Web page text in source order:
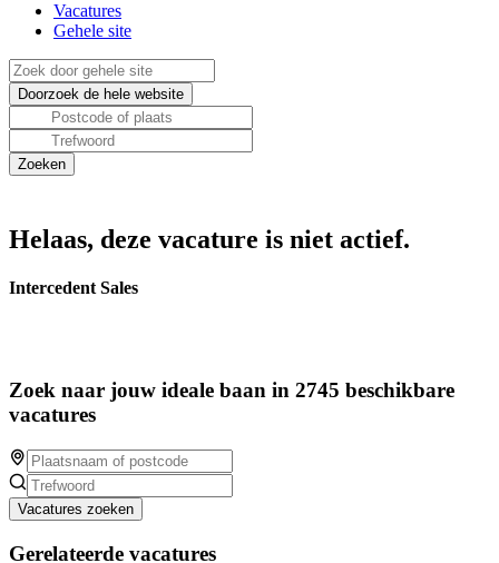
Vacatures
Gehele site
Helaas, deze vacature is niet actief.
Intercedent Sales
Zoek naar jouw ideale baan in 2745 beschikbare
vacatures
Vacatures zoeken
Gerelateerde vacatures